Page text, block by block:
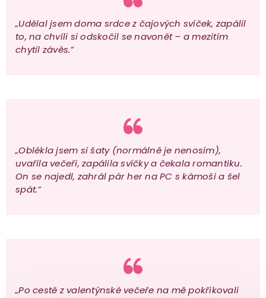
„Udělal jsem doma srdce z čajových svíček, zapálil
to, na chvíli si odskočil se navonět – a mezitím
chytil závěs.”
„Oblékla jsem si šaty (normálně je nenosím),
uvařila večeři, zapálila svíčky a čekala romantiku.
On se najedl, zahrál pár her na PC s kámoši a šel
spát.”
„Po cestě z valentýnské večeře na mě pokřikovali